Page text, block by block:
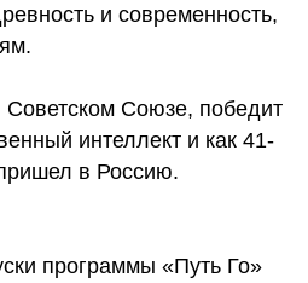
и современность,
Советском Союзе, победит
интеллект и как 41-
в Россию.
программы «Путь Го»